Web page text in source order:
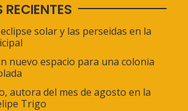
solar y las perseidas en la
nuevo espacio para una colonia
autora del mes de agosto en la
Trigo